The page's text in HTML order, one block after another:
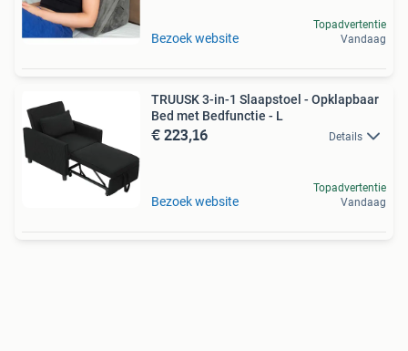
Bezoek website
Topadvertentie
Vandaag
TRUUSK 3-in-1 Slaapstoel - Opklapbaar
Bed met Bedfunctie - L
€ 223,16 Details
Bezoek website
Topadvertentie
Vandaag